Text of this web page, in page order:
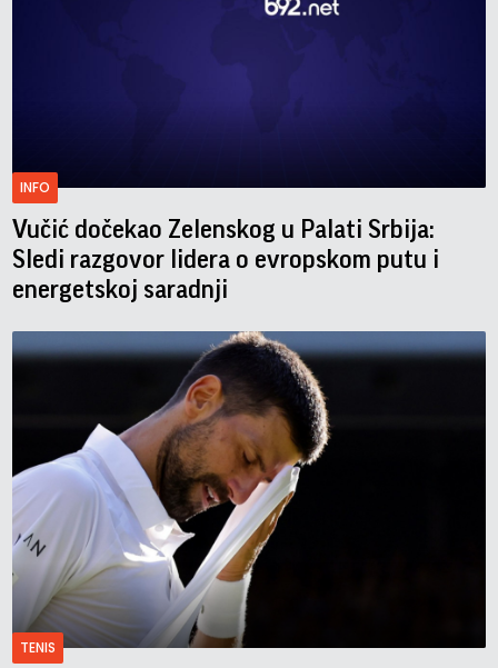
INFO
Vučić dočekao Zelenskog u Palati Srbija:
Sledi razgovor lidera o evropskom putu i
energetskoj saradnji
TENIS